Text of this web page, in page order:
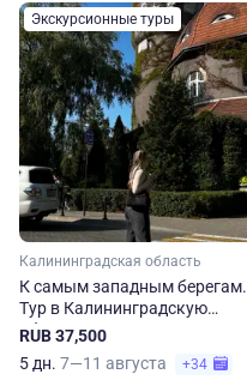
Экскурсионные туры
Калининградская область
К самым западным берегам.
Тур в Калининградскую
область
RUB 37,500
5 дн. 7—11 августа +34